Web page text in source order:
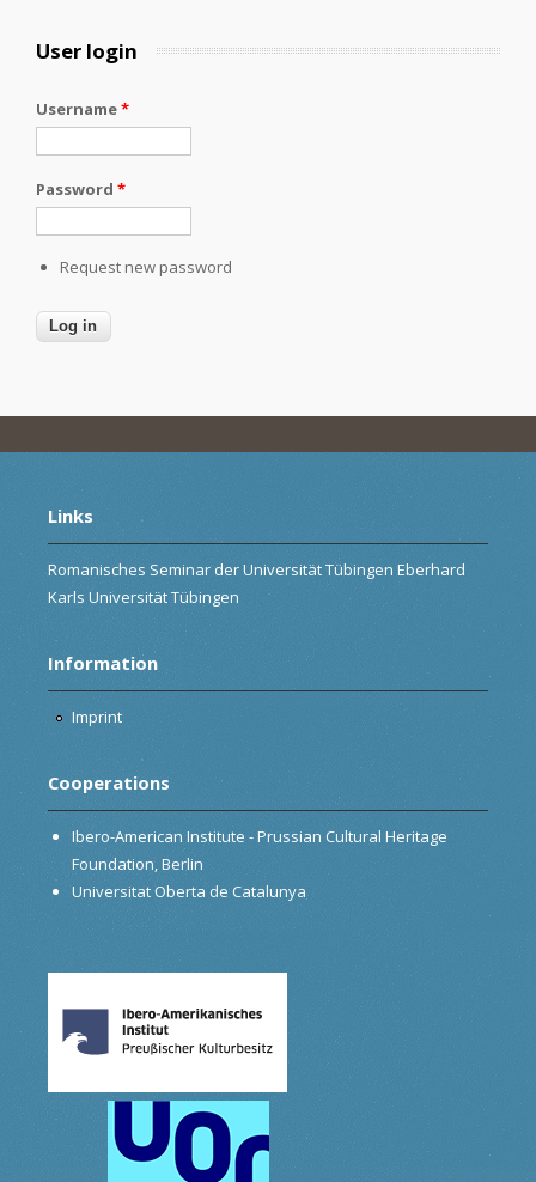
User login
Username*
Password *
Request new password
Links
Romanisches Seminar der Universität Tübingen Eberhard
Karls Universität Tübingen
Information
Imprint
Cooperations
Ibero-American Institute - Prussian Cultural Heritage
Foundation, Berlin
Universitat Oberta de Catalunya